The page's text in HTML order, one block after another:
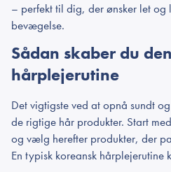
– perfekt til dig, der ønsker let og
bevægelse.
Sådan skaber du
hårplejerutine
Det vigtigste ved at opnå sundt
de rigtige hår produkter. Start
og vælg herefter produkter, der
En typisk koreansk hårplejerutine